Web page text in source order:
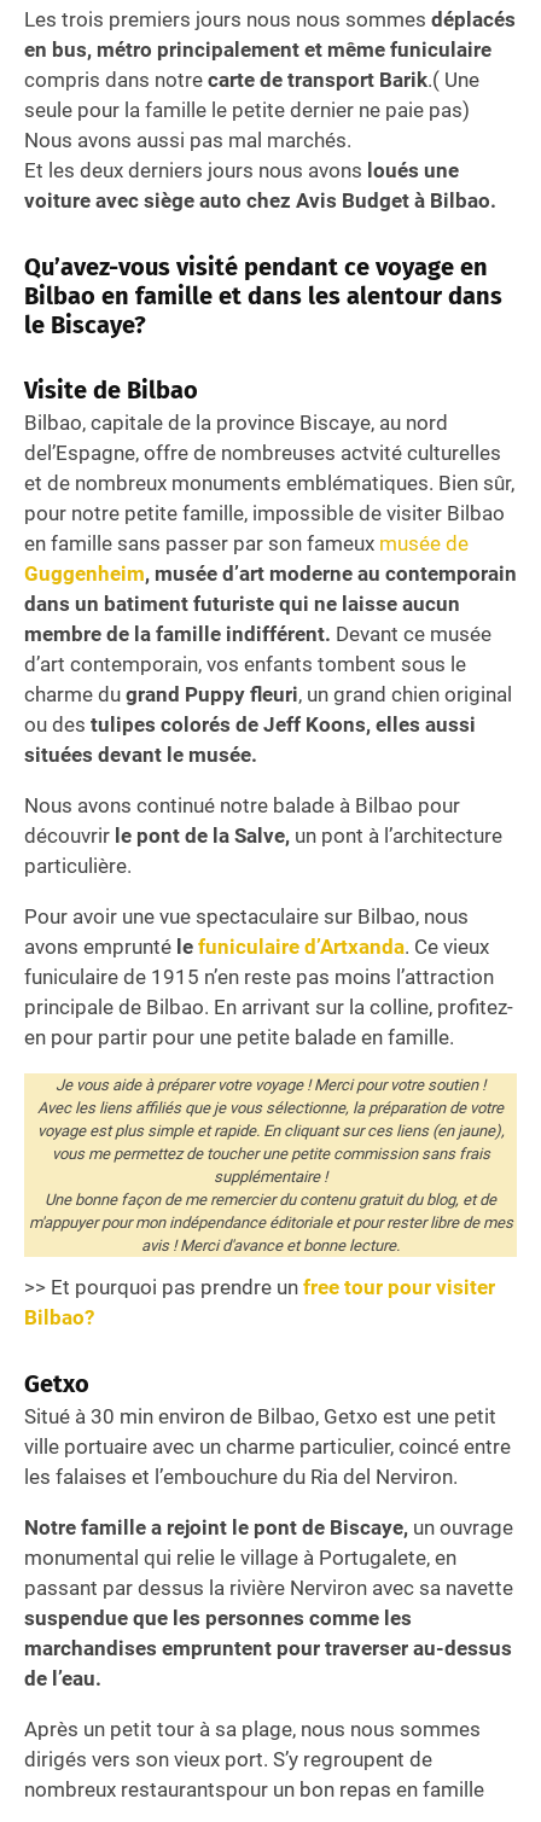
Les trois premiers jours nous nous sommes déplacés
en bus, métro principalement et même funiculaire
compris dans notre carte de transport Barik.( Une
seule pour la famille le petite dernier ne paie pas)
Nous avons aussi pas mal marchés.
Et les deux derniers jours nous avons loués une
voiture avec siège auto chez Avis Budget à Bilbao.
Qu’avez-vous visité pendant ce voyage en
Bilbao en famille et dans les alentour dans
le Biscaye?
Visite de Bilbao
Bilbao, capitale de la province Biscaye, au nord
del’Espagne, offre de nombreuses actvité culturelles
et de nombreux monuments emblématiques. Bien sûr,
pour notre petite famille, impossible de visiter Bilbao
en famille sans passer par son fameux musée de
Guggenheim, musée d’art moderne au contemporain
dans un batiment futuriste qui ne laisse aucun
membre de la famille indifférent. Devant ce musée
d’art contemporain, vos enfants tombent sous le
charme du grand Puppy fleuri, un grand chien original
ou des tulipes colorés de Jeff Koons, elles aussi
situées devant le musée.
Nous avons continué notre balade à Bilbao pour
découvrir le pont de la Salve, un pont à l’architecture
particulière.
Pour avoir une vue spectaculaire sur Bilbao, nous
avons emprunté le funiculaire d’Artxanda. Ce vieux
funiculaire de 1915 n’en reste pas moins l’attraction
principale de Bilbao. En arrivant sur la colline, profitez-
en pour partir pour une petite balade en famille.
Je vous aide à préparer votre voyage ! Merci pour votre soutien !
Avec les liens affiliés que je vous sélectionne, la préparation de votre
voyage est plus simple et rapide. En cliquant sur ces liens (en jaune),
vous me permettez de toucher une petite commission sans frais
supplémentaire !
Une bonne façon de me remercier du contenu gratuit du blog, et de
m'appuyer pour mon indépendance éditoriale et pour rester libre de mes
avis ! Merci d'avance et bonne lecture.
>> Et pourquoi pas prendre un free tour pour visiter
Bilbao?
Getxo
Situé à 30 min environ de Bilbao, Getxo est une petit
ville portuaire avec un charme particulier, coincé entre
les falaises et l’embouchure du Ria del Nerviron.
Notre famille a rejoint le pont de Biscaye, un ouvrage
monumental qui relie le village à Portugalete, en
passant par dessus la rivière Nerviron avec sa navette
suspendue que les personnes comme les
marchandises empruntent pour traverser au-dessus
de l’eau.
Après un petit tour à sa plage, nous nous sommes
dirigés vers son vieux port. S’y regroupent de
nombreux restaurantspour un bon repas en famille